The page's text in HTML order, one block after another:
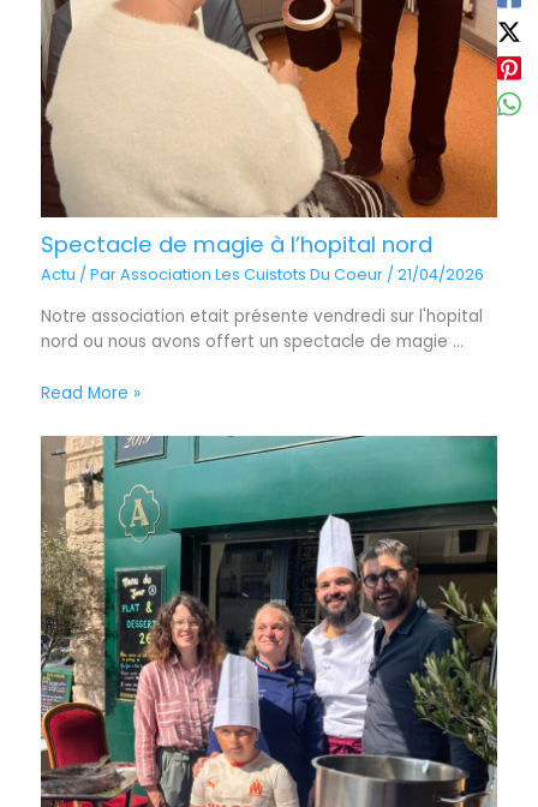
Spectacle de magie à l’hopital nord
Actu / ParAssociation Les Cuistots Du Coeur /21/04/2026
Notre association etait présente vendredi sur l'hopital
nord ou nous avons offert un spectacle de magie ...
Read More »